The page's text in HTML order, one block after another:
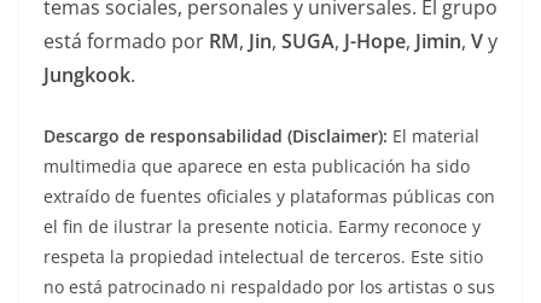
temas sociales, personales y universales. El grupo
está formado por RM, Jin, SUGA, J-Hope, Jimin, Vy
Jungkook.
Descargo de responsabilidad (Disclaimer): El material
multimedia que aparece en esta publicación ha sido
extraído de fuentes oficiales y plataformas públicas con
el fin de ilustrar la presente noticia. Earmy reconoce y
respeta la propiedad intelectual de terceros. Este sitio
no está patrocinado ni respaldado por los artistas o sus